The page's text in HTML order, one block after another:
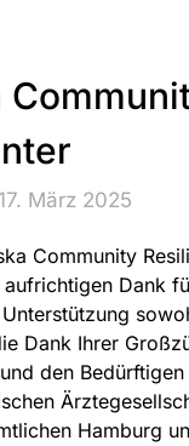
März 2025
Community
Dank
Dank Ihrer
den
Hamburg